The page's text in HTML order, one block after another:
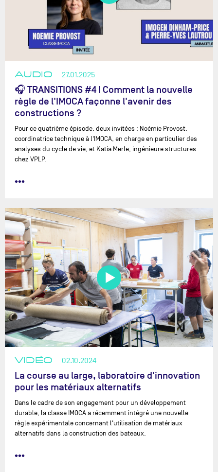
AUDIO 27.01.2025
🎧 TRANSITIONS #4 I Comment la nouvelle
règle de l'IMOCA façonne l'avenir des
constructions ?
Pour ce quatrième épisode, deux invitées : Noémie Provost,
coordinatrice technique à l'IMOCA, en charge en particulier des
analyses du cycle de vie, et Katia Merle, ingénieure structures
chez VPLP.
•••
VIDÉO 02.10.2024
La course au large, laboratoire d'innovation
pour les matériaux alternatifs
Dans le cadre de son engagement pour un développement
durable, la classe IMOCA a récemment intégré une nouvelle
règle expérimentale concernant l'utilisation de matériaux
alternatifs dans la construction des bateaux.
•••